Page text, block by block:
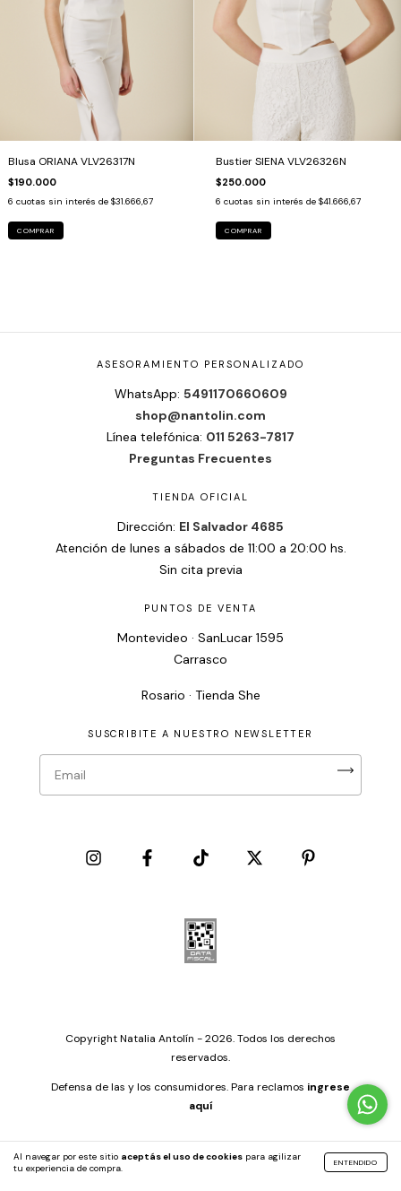
Al navegar por este sitio aceptás el uso de cookies para agilizar
tu experiencia de compra.
ENTENDIDO
Blusa ORIANA VLV26317N
$190.000
6 cuotas sin interés de $31.666,67
COMPRAR
Bustier SIENA VLV26326N
$250.000
6 cuotas sin interés de $41.666,67
COMPRAR
ASESORAMIENTO PERSONALIZADO
WhatsApp: 5491170660609
shop@nantolin.com
Línea telefónica: 011 5263-7817
Preguntas Frecuentes
TIENDA OFICIAL
Dirección: El Salvador 4685
Atención de lunes a sábados de 11:00 a 20:00 hs.
Sin cita previa
PUNTOS DE VENTA
Montevideo · SanLucar 1595
Carrasco
Rosario · Tienda She
SUSCRIBITE A NUESTRO NEWSLETTER
Copyright Natalia Antolín - 2026. Todos los derechos
reservados.
Defensa de las y los consumidores. Para reclamos ingrese
aquí